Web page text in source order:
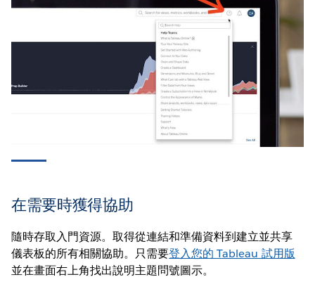
瞭解您的 Tableau 試用版
使用您的 Tableau 試用版整合您的資料、建立儀表板並獲
出資料驅動的決策。
觀看影片
在需要時獲得協助
隨時存取入門資源。取得從連結和準備資料到建立並共享
儀表板的所有相關協助。只需要登入您的 Tableau 試用版
並在畫面右上角找出說明主題問號圖示。